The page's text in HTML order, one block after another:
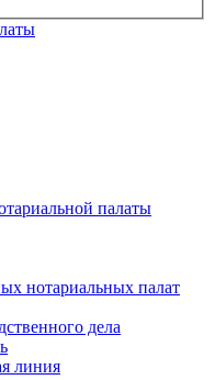
палаты
нотариальных палат
дела
линия